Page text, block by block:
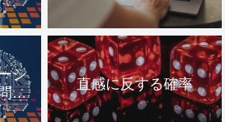
シ
題
直感に反する確率